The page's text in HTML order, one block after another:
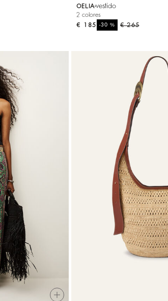
OELIA vestido
2 colores
€ 265
-30%
€ 185